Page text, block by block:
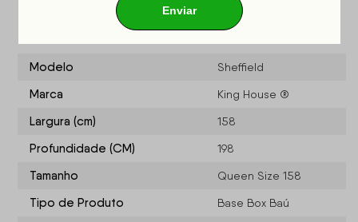
Especificações do produto
Modelo Sheffield
Marca King House ®
Largura (cm) 158
Profundidade (CM) 198
Tamanho Queen Size 158
Tipo de Produto Base Box Baú